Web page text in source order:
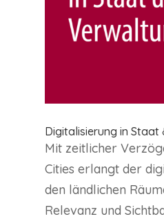
Digitalisierung in
Mit zeitlicher
Cities erlangt der
den ländlichen
Relevanz und